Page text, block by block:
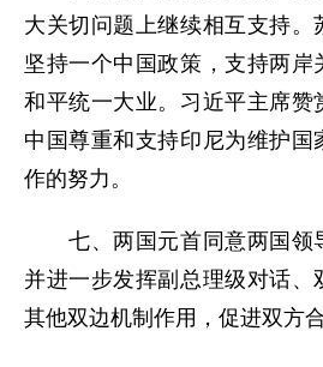
大关切问题上继续相互支持。
坚持一个中国政策，支持两岸
和平统一大业。习近平主席赞
中国尊重和支持印尼为维护国
作的努力。
七、两国元首同意两国领
并进一步发挥副总理级对话、
其他双边机制作用，促进双方合